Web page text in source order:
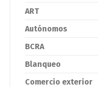
ART
Autónomos
BCRA
Blanqueo
Comercio exterior